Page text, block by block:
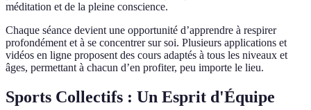
méditation et de la pleine conscience.
Chaque séance devient une opportunité d’apprendre à respirer
profondément et à se concentrer sur soi. Plusieurs applications et
vidéos en ligne proposent des cours adaptés à tous les niveaux et
âges, permettant à chacun d’en profiter, peu importe le lieu.
Sports Collectifs : Un Esprit d'Équipe